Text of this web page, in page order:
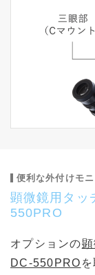
便利な外付けモ
顕微鏡用タッ
550PRO
オプションの
DC-550PRO